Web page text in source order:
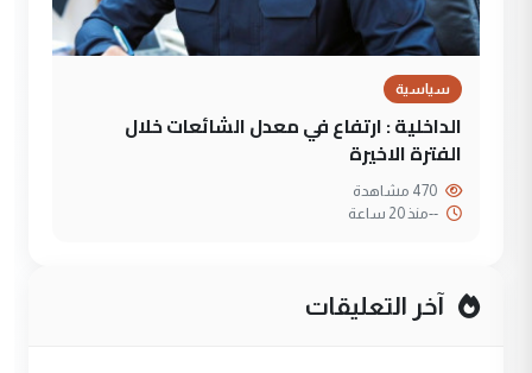
سياسية
الداخلية : ارتفاع في معدل الشائعات خلال
الفترة الاخيرة
--منذ 20 ساعة
آخر التعليقات